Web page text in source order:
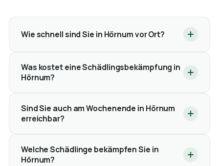
Wie schnell sind Sie in Hörnum vor Ort?
Was kostet eine Schädlingsbekämpfung in
Hörnum?
Sind Sie auch am Wochenende in Hörnum
erreichbar?
Welche Schädlinge bekämpfen Sie in
Hörnum?